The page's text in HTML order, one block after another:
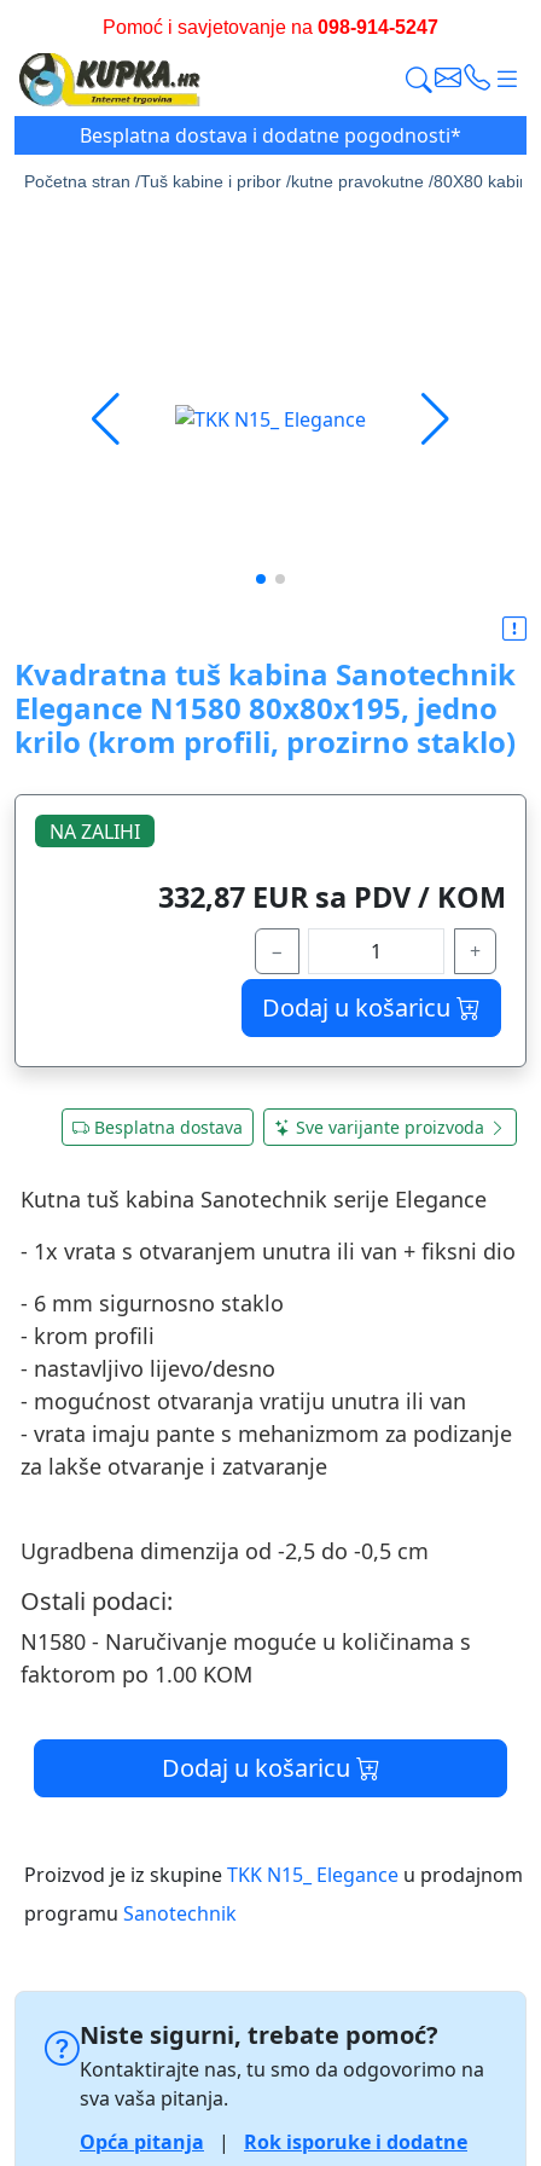
Pomoć i savjetovanje na 098-914-5247
Besplatna dostava i dodatne pogodnosti*
Početna stran /Tuš kabine i pribor /kutne pravokutne /80X80
Kvadratna tuš kabina Sanotechnik
Elegance N1580 80x80x195, jedno
krilo (krom profili, prozirno staklo)
NA ZALIHI
332,87 EUR sa PDV / KOM
− +
Dodaj u košaricu
Besplatna dostava Sve varijante proizvoda
Kutna tuš kabina Sanotechnik serije Elegance
- 1x vrata s otvaranjem unutra ili van + fiksni dio
- 6 mm sigurnosno staklo
- krom profili
- nastavljivo lijevo/desno
- mogućnost otvaranja vratiju unutra ili van
- vrata imaju pante s mehanizmom za podizanje
za lakše otvaranje i zatvaranje
Ugradbena dimenzija od -2,5 do -0,5 cm
Ostali podaci:
N1580 - Naručivanje moguće u količinama s
faktorom po 1.00 KOM
Dodaj u košaricu
Proizvod je iz skupineTKK N15_ Elegance u prodajnom
programu Sanotechnik
Niste sigurni, trebate pomoć?
Kontaktirajte nas, tu smo da odgovorimo na
sva vaša pitanja.
Opća pitanja
| Rok isporuke i dodatne